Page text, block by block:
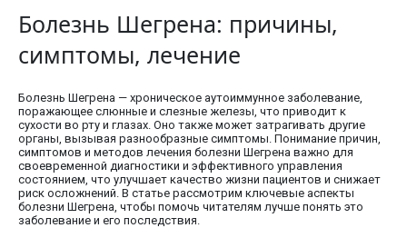
Болезнь Шегрена: причины,
симптомы, лечение
Болезнь Шегрена — хроническое аутоиммунное заболевание,
поражающее слюнные и слезные железы, что приводит к
сухости во рту и глазах. Оно также может затрагивать другие
органы, вызывая разнообразные симптомы. Понимание причин,
симптомов и методов лечения болезни Шегрена важно для
своевременной диагностики и эффективного управления
состоянием, что улучшает качество жизни пациентов и снижает
риск осложнений. В статье рассмотрим ключевые аспекты
болезни Шегрена, чтобы помочь читателям лучше понять это
заболевание и его последствия.